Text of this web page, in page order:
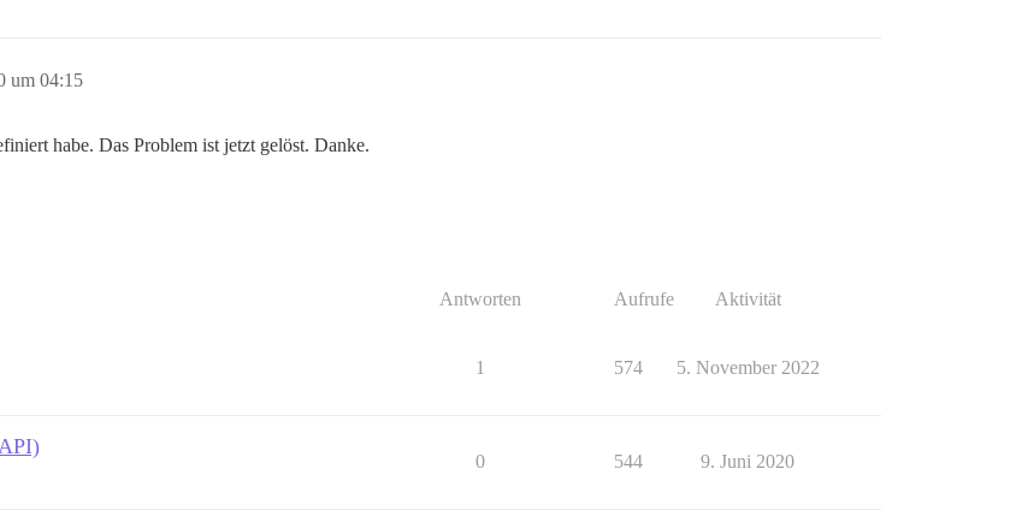
um 04:15
habe. Das Problem ist jetzt gelöst. Danke.
Antworten Aufrufe Aktivität
1 574 5. November 2022
0 544 9. Juni 2020